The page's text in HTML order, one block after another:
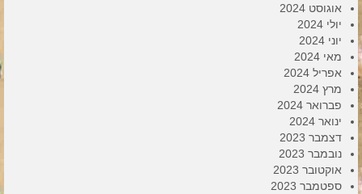
אוגוסט 2024
יולי 2024
יוני 2024
מאי 2024
אפריל 2024
מרץ 2024
פברואר 2024
ינואר 2024
דצמבר 2023
נובמבר 2023
אוקטובר 2023
ספטמבר 2023